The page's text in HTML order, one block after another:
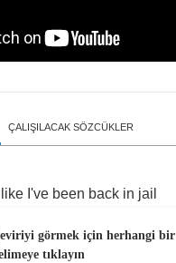
ÇALIŞILACAK SÖZCÜKLER
like I've been back in jail
I was doing time
görmek için herhangi bir
tıklayın